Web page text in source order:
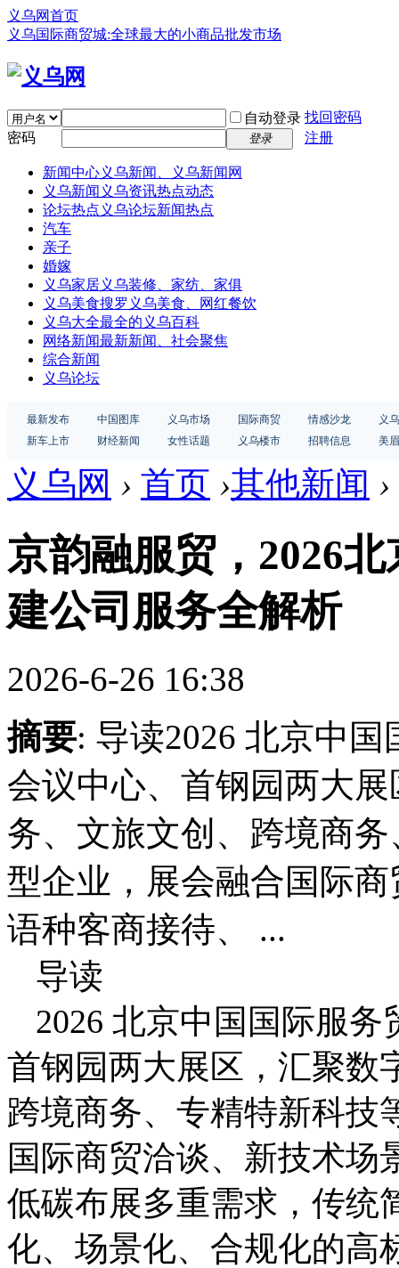
义乌网首页
义乌国际商贸城:全球最大的小商品批发市场
自动登录 找回密码
密码
登录 注册
新闻中心义乌新闻、义乌新闻网
义乌新闻 义乌资讯热点动态
论坛热点 义乌论坛新闻热点
汽车
亲子
婚嫁
义乌家居义乌装修、家纺、家俱
义乌美食搜罗义乌美食、网红餐饮
义乌大全最全的义乌百科
网络新闻最新新闻、社会聚焦
综合新闻
义乌论坛
最新发布 中国图库 义乌市场 国际商贸 情感沙龙
义
新车上市
财经新闻 女性话题 义乌楼市 招聘信息 美
义乌网 › 首页 ›其他新闻 ›
京韵融服贸，2026
建公司服务全解析
2026-6-26 16:38
摘要: 导读2026 北京中
会议中心、首钢园两大
务、文旅文创、跨境商
型企业，展会融合国际
语种客商接待、 ...
导读
2026 北京中国国际服
首钢园两大展区，汇聚数
跨境商务、专精特新科技
国际商贸洽谈、新技术场
低碳布展多重需求，传统
化、场景化、合规化的高